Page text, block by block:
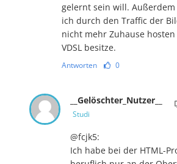
gelernt sein will.
ich durch den Traffic der
nicht mehr Zuhause
VDSL besitze.
Antworten 0
__Gelöschter_Nutzer__
Studi
@fcjk5:
Ich habe bei der HTML-